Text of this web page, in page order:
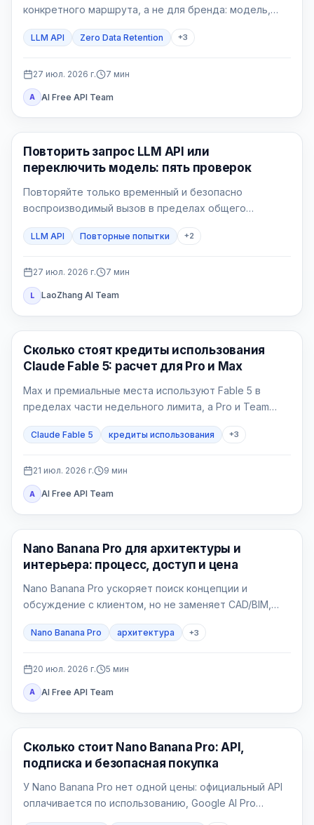
конкретного маршрута, а не для бренда: модель,
иметь разные правила.
LLM API Zero Data Retention +3
27 июл. 2026 г. 7 мин
A AI Free API Team
API Guide
Повторить запрос LLM API или
переключить модель: пять проверок
Повторяйте только временный и безопасно
воспроизводимый вызов в пределах общего
заранее принятый для этого процесса.
LLM API Повторные попытки +2
27 июл. 2026 г. 7 мин
L LaoZhang AI Team
Claude AI
Сколько стоят кредиты использования
Claude Fable 5: расчет для Pro и Max
Max и премиальные места используют Fable 5 в
пределах части недельного лимита, а Pro и Team
Claude Fable 5 кредиты использования +3
21 июл. 2026 г. 9 мин
A AI Free API Team
Генерация изображений ИИ
Nano Banana Pro для архитектуры и
интерьера: процесс, доступ и цена
Nano Banana Pro ускоряет поиск концепции и
обсуждение с клиентом, но не заменяет CAD/BIM,
Главное — фиксировать геометрию и отбраковывать
Nano Banana Pro архитектура +3
20 июл. 2026 г. 5 мин
A AI Free API Team
Генерация изображений ИИ
Сколько стоит Nano Banana Pro: API,
подписка и безопасная покупка
У Nano Banana Pro нет одной цены: официальный API
оплачивается по использованию, Google AI Pro